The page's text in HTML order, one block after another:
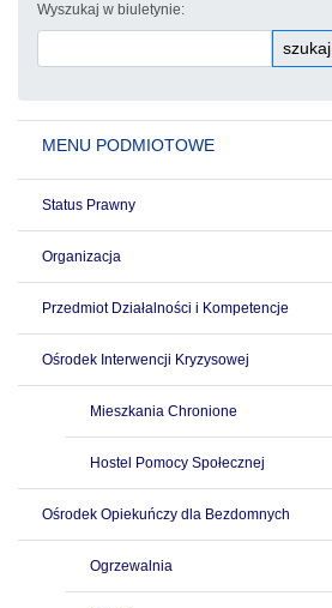
Wyszukaj w biuletynie:
szukaj
MENU PODMIOTOWE
Status Prawny
Organizacja
Przedmiot Działalności i Kompetencje
Ośrodek Interwencji Kryzysowej
Mieszkania Chronione
Hostel Pomocy Społecznej
Ośrodek Opiekuńczy dla Bezdomnych
Ogrzewalnia